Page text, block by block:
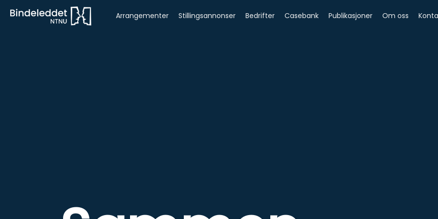
Arrangementer Stillingsannonser Bedrifter Casebank Publikasjoner Om oss